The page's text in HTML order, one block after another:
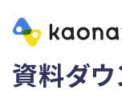
資料ダ